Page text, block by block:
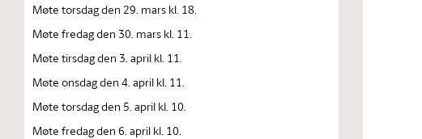
Møte torsdag den 29. mars kl. 18.
Møte fredag den 30. mars kl. 11.
Møte tirsdag den 3. april kl. 11.
Møte onsdag den 4. april kl. 11.
Møte torsdag den 5. april kl. 10.
Møte fredag den 6. april kl. 10.